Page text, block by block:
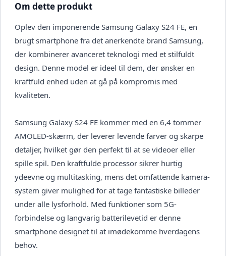
Om dette produkt
Oplev den imponerende Samsung Galaxy S24 FE, en
brugt smartphone fra det anerkendte brand Samsung,
der kombinerer avanceret teknologi med et stilfuldt
design. Denne model er ideel til dem, der ønsker en
kraftfuld enhed uden at gå på kompromis med
kvaliteten.
Samsung Galaxy S24 FE kommer med en 6,4 tommer
AMOLED-skærm, der leverer levende farver og skarpe
detaljer, hvilket gør den perfekt til at se videoer eller
spille spil. Den kraftfulde processor sikrer hurtig
ydeevne og multitasking, mens det omfattende kamera-
system giver mulighed for at tage fantastiske billeder
under alle lysforhold. Med funktioner som 5G-
forbindelse og langvarig batterilevetid er denne
smartphone designet til at imødekomme hverdagens
behov.